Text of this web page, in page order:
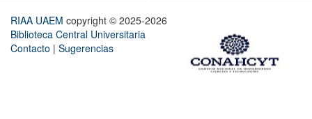
RIAA UAEM copyright © 2025-2026
Biblioteca Central Universitaria
Contacto | Sugerencias